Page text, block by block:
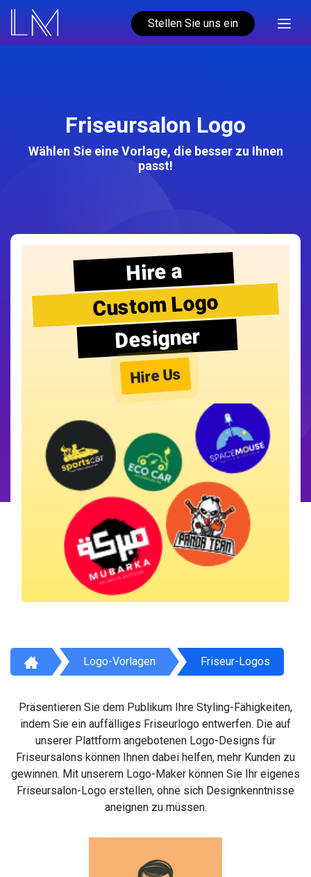
Stellen Sie uns ein
Friseursalon Logo
Wählen Sie eine Vorlage, die besser zu Ihnen
passt!
Hire a
Custom Logo
Designer
Hire Us
Logo-Vorlagen Friseur-Logos
Präsentieren Sie dem Publikum Ihre Styling-Fähigkeiten,
indem Sie ein auffälliges Friseurlogo entwerfen. Die auf
unserer Plattform angebotenen Logo-Designs für
Friseursalons können Ihnen dabei helfen, mehr Kunden zu
gewinnen. Mit unserem Logo-Maker können Sie Ihr eigenes
Friseursalon-Logo erstellen, ohne sich Designkenntnisse
aneignen zu müssen.